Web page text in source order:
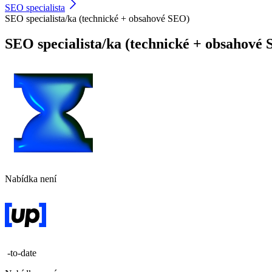
SEO specialista
SEO specialista/ka (technické + obsahové SEO)
SEO specialista/ka (technické + obsahové
Nabídka není
-to-date